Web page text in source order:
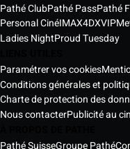
Pathé ClubPathé PassPathé
Personal CinéIMAX4DXVIP
Ladies NightProud Tuesday
Paramétrer vos cookies
Conditions générales et
Charte de protection des
Nous contacterPublicité au
Pathé SuisseGroupe Pathé